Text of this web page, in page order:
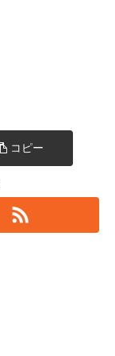
コピー